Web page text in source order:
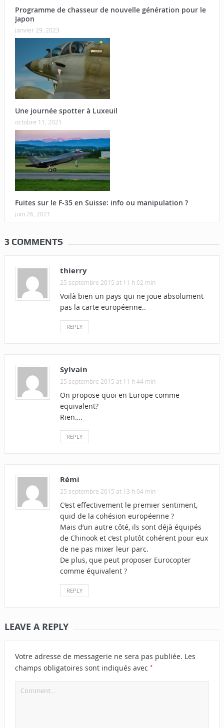
Programme de chasseur de nouvelle génération pour le
Japon
janvier 29, 2023
Une journée spotter à Luxeuil
octobre 11, 2021
Fuites sur le F-35 en Suisse: info ou manipulation ?
juin 26, 2021
3 COMMENTS
thierry
25 septembre 2015 at 11 h 02 min
Voilà bien un pays qui ne joue absolument
pas la carte européenne..
REPLY
Sylvain
25 septembre 2015 at 11 h 44 min
On propose quoi en Europe comme
equivalent?
Rien….
REPLY
Rémi
25 septembre 2015 at 13 h 04 min
C’est effectivement le premier sentiment,
quid de la cohésion européenne ?
Mais d’un autre côté, ils sont déjà équipés
de Chinook et c’est plutôt cohérent pour eux
de ne pas mixer leur parc.
De plus, que peut proposer Eurocopter
comme équivalent ?
REPLY
LEAVE A REPLY
Votre adresse de messagerie ne sera pas publiée. Les
champs obligatoires sont indiqués avec *